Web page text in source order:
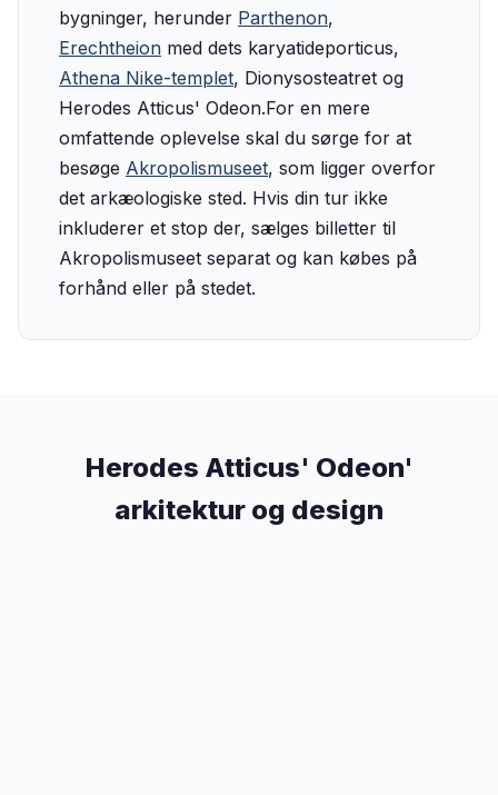
bygninger, herunder Parthenon,
Erechtheion med dets karyatideporticus,
Athena Nike-templet, Dionysosteatret og
Herodes Atticus' Odeon.‍For en mere
omfattende oplevelse skal du sørge for at
besøge Akropolismuseet, som ligger overfor
det arkæologiske sted. Hvis din tur ikke
inkluderer et stop der, sælges billetter til
Akropolismuseet separat og kan købes på
forhånd eller på stedet.
Herodes Atticus' Odeon'
arkitektur og design